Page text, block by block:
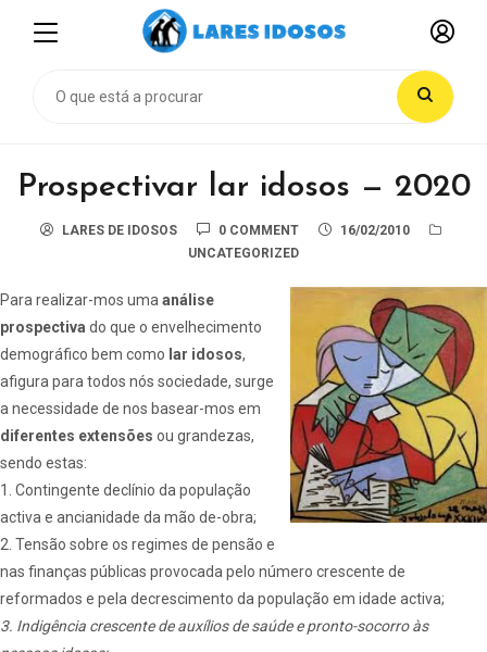
Prospectivar lar idosos — 2020
LARES DE IDOSOS 0 COMMENT
16/02/2010
UNCATEGORIZED
Para realizar-mos uma análise
prospectiva do que o envelhecimento
demográfico bem como lar idosos,
afigura para todos nós sociedade, surge
a necessidade de nos basear-mos em
diferentes extensões ou grandezas,
sendo estas:
1. Contingente declínio da população
activa e ancianidade da mão de-obra;
2. Tensão sobre os regimes de pensão e
nas finanças públicas provocada pelo número crescente de
reformados e pela decrescimento da população em idade activa;
3. Indigência crescente de auxílios de saúde e pronto-socorro às